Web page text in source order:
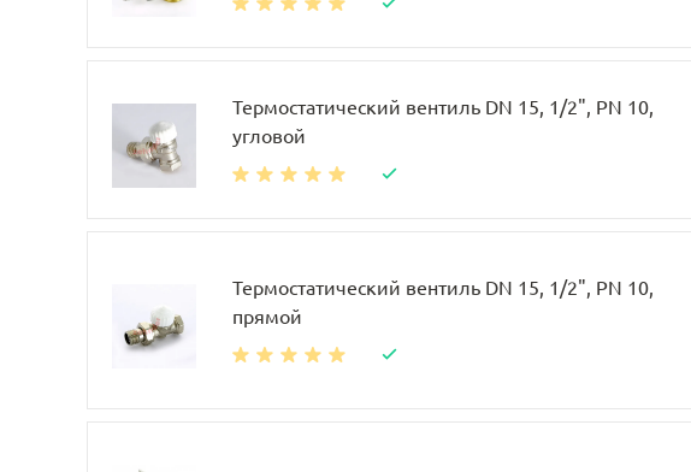
Термостатический вентиль DN 15, 1/2", PN 10,
угловой
Термостатический вентиль DN 15, 1/2", PN 10,
прямой